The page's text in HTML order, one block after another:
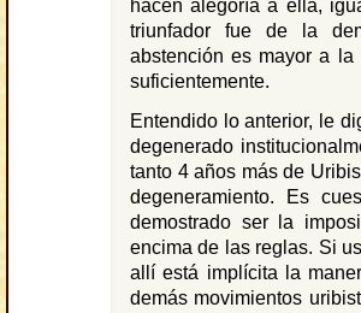
hacen alegoría a ella,
triunfador fue de la
abstención es mayor a la
suficientemente.
Entendido lo anterior, le
degenerado
tanto 4 años más de
degeneramiento. Es
demostrado ser la
encima de las reglas. Si
allí está implícita la
demás movimientos